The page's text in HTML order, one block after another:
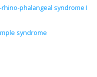
phalangeal syndrome I
syndrome